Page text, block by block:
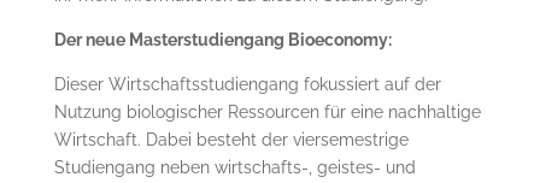
Der neue Masterstudiengang Bioeconomy:
Dieser Wirtschaftsstudiengang fokussiert auf der
Nutzung biologischer Ressourcen für eine nachhaltige
Wirtschaft. Dabei besteht der viersemestrige
Studiengang neben wirtschafts-, geistes- und